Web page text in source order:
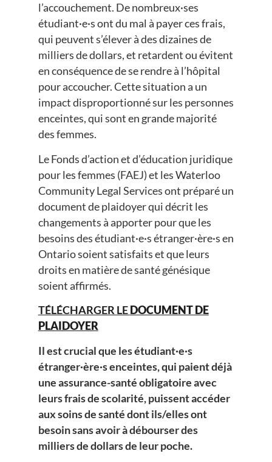
l’accouchement. De nombreux·ses
étudiant·e·s ont du mal à payer ces frais,
qui peuvent s’élever à des dizaines de
milliers de dollars, et retardent ou évitent
en conséquence de se rendre à l’hôpital
pour accoucher. Cette situation a un
impact disproportionné sur les personnes
enceintes, qui sont en grande majorité
des femmes.
Le Fonds d’action et d’éducation juridique
pour les femmes (FAEJ) et les Waterloo
Community Legal Services ont préparé un
document de plaidoyer qui décrit les
changements à apporter pour que les
besoins des étudiant·e·s étranger·ère·s en
Ontario soient satisfaits et que leurs
droits en matière de santé génésique
soient affirmés.
TÉLÉCHARGER LEDOCUMENT DE
PLAIDOYER
Il est crucial que les étudiant·e·s
étranger·ère·s enceintes, qui paient déjà
une assurance-santé obligatoire avec
leurs frais de scolarité, puissent accéder
aux soins de santé dont ils/elles ont
besoin sans avoir à débourser des
milliers de dollars de leur poche.